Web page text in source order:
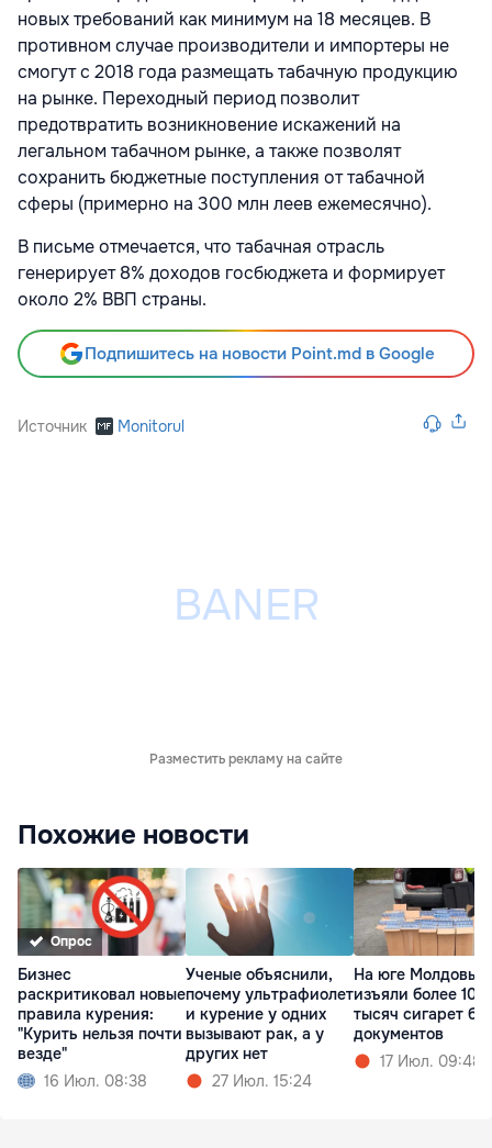
новых требований как минимум на 18 месяцев. В
противном случае производители и импортеры не
смогут с 2018 года размещать табачную продукцию
на рынке. Переходный период позволит
предотвратить возникновение искажений на
легальном табачном рынке, а также позволят
сохранить бюджетные поступления от табачной
сферы (примерно на 300 млн леев ежемесячно).
В письме отмечается, что табачная отрасль
генерирует 8% доходов госбюджета и формирует
около 2% ВВП страны.
Подпишитесь на новости Point.md в Google
Источник Monitorul
Разместить рекламу на сайте
Похожие новости
Опрос
Бизнес
раскритиковал новые
правила курения:
"Курить нельзя почти
везде"
16 Июл. 08:38
Ученые объяснили,
почему ультрафиолет
и курение у одних
вызывают рак, а у
других нет
27 Июл. 15:24
На юге Молдовы
изъяли более 100
тысяч сигарет без
документов
17 Июл. 09:48